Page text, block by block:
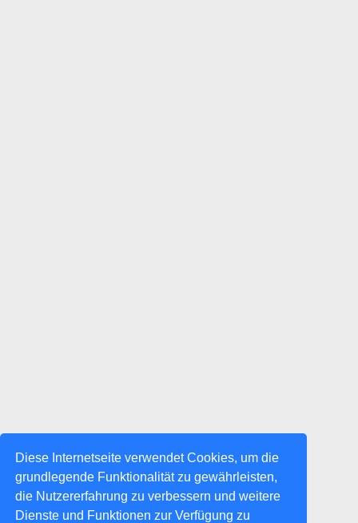
Diese Internetseite verwendet Cookies, um die
grundlegende Funktionalität zu gewährleisten,
die Nutzererfahrung zu verbessern und weitere
Dienste und Funktionen zur Verfügung zu